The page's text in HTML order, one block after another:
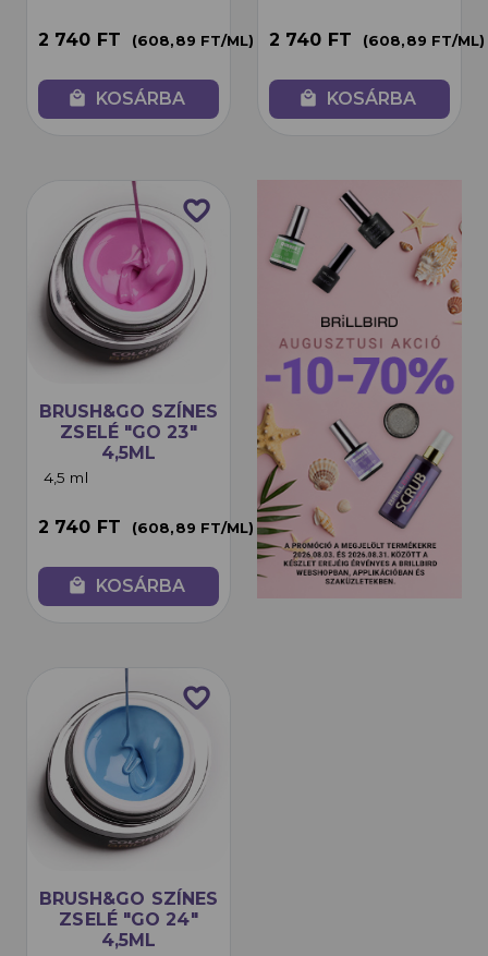
2 740 FT (608,89 FT/ML)
local_mall KOSÁRBA
2 740 FT (608,89 FT/ML)
local_mall KOSÁRBA
favorite_border
BRUSH&GO SZÍNES
ZSELÉ "GO 23"
4,5ML
4,5 ml
2 740 FT (608,89 FT/ML)
local_mall KOSÁRBA
favorite_border
BRUSH&GO SZÍNES
ZSELÉ "GO 24"
4,5ML